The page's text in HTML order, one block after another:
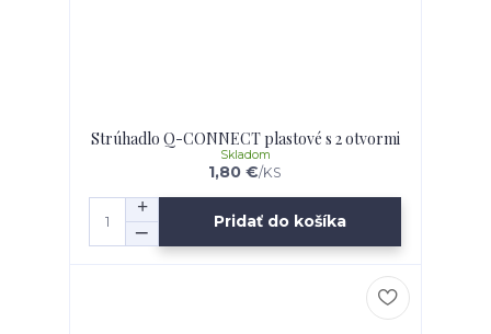
Strúhadlo Q-CONNECT plastové s 2 otvormi
1,80 €/KS
Skladom
Pridať do košíka